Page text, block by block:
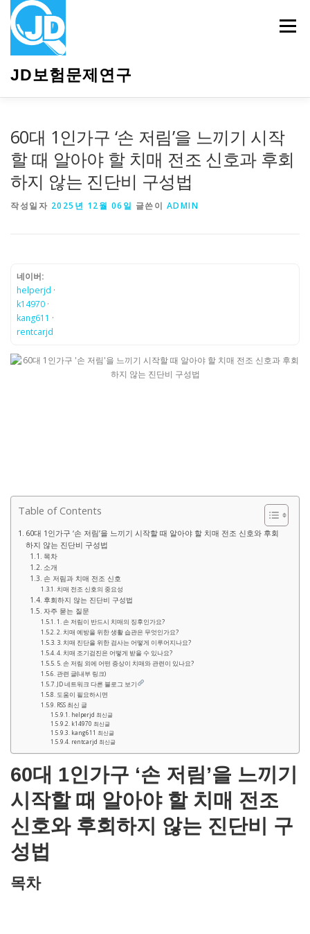
JD보험문제연구
메뉴
60대 1인가구 ‘손 저림’을 느끼기 시작
할 때 알아야 할 치매 전조 신호과 후회
하지 않는 진단비 구성법
작성일자 2025년 12월 06일 글쓴이 ADMIN
네이버:
helperjd ·
k14970 ·
kang611 ·
rentcarjd
Table of Contents
60대 1인가구 ‘손 저림’을 느끼기 시작할 때 알아야 할 치매 전조 신호와 후회
하지 않는 진단비 구성법
목차
소개
손 저림과 치매 전조 신호
치매 전조 신호의 중요성
후회하지 않는 진단비 구성법
자주 묻는 질문
1. 손 저림이 반드시 치매의 징후인가요?
2. 치매 예방을 위한 생활 습관은 무엇인가요?
3. 치매 진단을 위한 검사는 어떻게 이루어지나요?
4. 치매 조기검진은 어떻게 받을 수 있나요?
5. 손 저림 외에 어떤 증상이 치매와 관련이 있나요?
관련 글(내부 링크)
JD 네트워크 다른 블로그 보기
도움이 필요하시면
RSS 최신 글
helperjd 최신글
k14970 최신글
kang611 최신글
rentcarjd 최신글
60대 1인가구 ‘손 저림’을 느끼기
시작할 때 알아야 할 치매 전조
신호와 후회하지 않는 진단비 구
성법
목차